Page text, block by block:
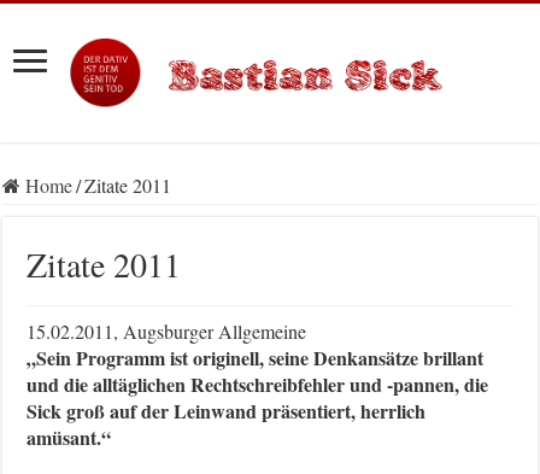
Home/Zitate 2011
Zitate 2011
15.02.2011, Augsburger Allgemeine
„Sein Programm ist originell, seine Denkansätze brillant
und die alltäglichen Rechtschreibfehler und -pannen, die
Sick groß auf der Leinwand präsentiert, herrlich
amüsant.“